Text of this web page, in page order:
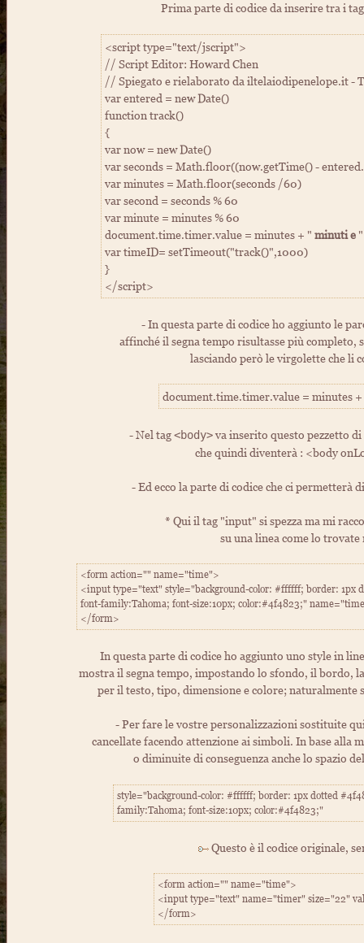
Prima parte di codice da inserire tra i
<script type="text/jscript">
// Script Editor: Howard Chen
// Spiegato e rielaborato da iltelaiodipenelope.it -
var entered = new Date()
function track()
{
var now = new Date()
var seconds = Math.floor((now.getTime() -
var minutes = Math.floor(seconds /60)
var second = seconds % 60
var minute = minutes % 60
document.time.timer.value = minutes + " minuti e"
var timeID= setTimeout("track()",1000)
}
</script>
- In questa parte di codice ho aggiunto le
affinché il segna tempo risultasse più completo,
lasciando però le virgolette che li
document.time.timer.value = minutes +
- Nel tag<body>va inserito questo pezzetto
che quindi diventerà : <body
- Ed ecco la parte di codice che ci permetterà
* Qui il tag "input" si spezza ma mi
su una linea come lo trovate
<form action="" name="time">
<input type="text" style="background-color: #ffffff; border: 1px
font-family:Tahoma; font-size:10px; color:#4f4823;"
</form>
In questa parte di codice ho aggiunto uno style in
mostra il segna tempo, impostando lo sfondo, il bordo,
per il testo, tipo, dimensione e colore; naturalmente
- Per fare le vostre personalizzazioni sostituite
cancellate facendo attenzione ai simboli. In base alla
o diminuite di conseguenza anche lo spazio
style="background-color: #ffffff; border: 1px dotted
family:Tahoma; font-size:10px; color:#4f4823;"
Questo è il codice originale,
<form action="" name="time">
<input type="text" name="timer" size="22"
</form>